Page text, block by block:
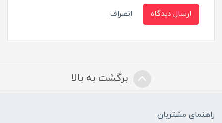
ارسال دیدگاه انصراف
برگشت به بالا
راهنمای مشتریان